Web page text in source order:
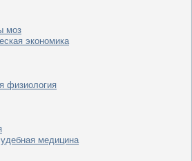
моз
экономика
физиология
медицина